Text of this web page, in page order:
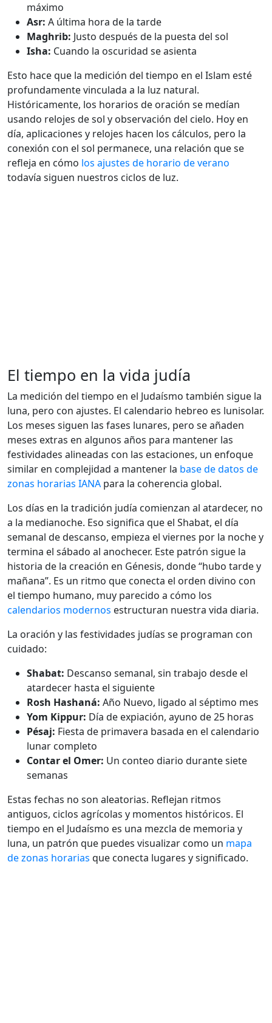
máximo
Asr: A última hora de la tarde
Maghrib: Justo después de la puesta del sol
Isha: Cuando la oscuridad se asienta
Esto hace que la medición del tiempo en el Islam esté
profundamente vinculada a la luz natural.
Históricamente, los horarios de oración se medían
usando relojes de sol y observación del cielo. Hoy en
día, aplicaciones y relojes hacen los cálculos, pero la
conexión con el sol permanece, una relación que se
refleja en cómo los ajustes de horario de verano
todavía siguen nuestros ciclos de luz.
El tiempo en la vida judía
La medición del tiempo en el Judaísmo también sigue la
luna, pero con ajustes. El calendario hebreo es lunisolar.
Los meses siguen las fases lunares, pero se añaden
meses extras en algunos años para mantener las
festividades alineadas con las estaciones, un enfoque
similar en complejidad a mantener la base de datos de
zonas horarias IANA para la coherencia global.
Los días en la tradición judía comienzan al atardecer, no
a la medianoche. Eso significa que el Shabat, el día
semanal de descanso, empieza el viernes por la noche y
termina el sábado al anochecer. Este patrón sigue la
historia de la creación en Génesis, donde “hubo tarde y
mañana”. Es un ritmo que conecta el orden divino con
el tiempo humano, muy parecido a cómo los
calendarios modernos estructuran nuestra vida diaria.
La oración y las festividades judías se programan con
cuidado:
Shabat: Descanso semanal, sin trabajo desde el
atardecer hasta el siguiente
Rosh Hashaná: Año Nuevo, ligado al séptimo mes
Yom Kippur: Día de expiación, ayuno de 25 horas
Pésaj: Fiesta de primavera basada en el calendario
lunar completo
Contar el Omer: Un conteo diario durante siete
semanas
Estas fechas no son aleatorias. Reflejan ritmos
antiguos, ciclos agrícolas y momentos históricos. El
tiempo en el Judaísmo es una mezcla de memoria y
luna, un patrón que puedes visualizar como un mapa
de zonas horarias que conecta lugares y significado.